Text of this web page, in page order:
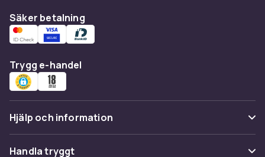
batteribehov, perfekt för långvariga sessioner
med stor hundar med tjock päls.
sig för precisionsjobb kring ögon, öron och
trampdynor. Många set inkluderar distanser i
olika längder för att anpassa klipplängden
Förbered ditt husdjur för
trimning
Säker betalning
Trygg e-handel
Hjälp och information
Vanliga frågor
Handla tryggt